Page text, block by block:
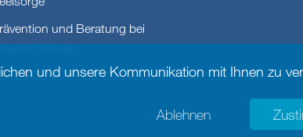
und Beratung bei
Gewalt
und unsere Kommunikation mit Ihnen zu
Ablehnen